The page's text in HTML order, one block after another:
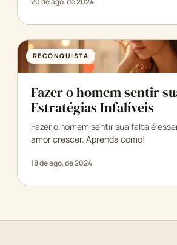
RECONQUISTA
Fazer o homem sentir
Estratégias Infalíveis
Fazer o homem sentir sua falta é
amor crescer. Aprenda como!
18 de ago. de 2024